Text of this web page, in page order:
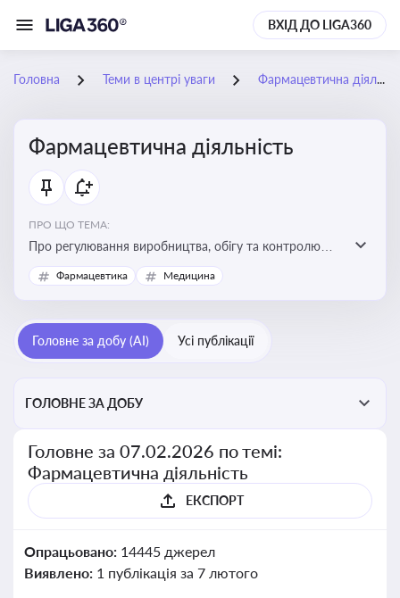
ВХІД ДО LIGA360
Головна Теми в центрі уваги Фармацевтична діяльність
Фармацевтична діяльність
ПРО ЩО ТЕМА:
Про регулювання виробництва, обігу та контролю
лікарських засобів для легальної роботи компаній та
аптек, з дотриманням стандартів якості та безпеки
Фармацевтика Медицина
Головне за добу (AI) Усі публікації
ГОЛОВНЕ ЗА ДОБУ
Головне за 07.02.2026 по темі:
Фармацевтична діяльність
ЕКСПОРТ
Опрацьовано: 14445 джерел
Виявлено: 1 публікація за 7 лютого